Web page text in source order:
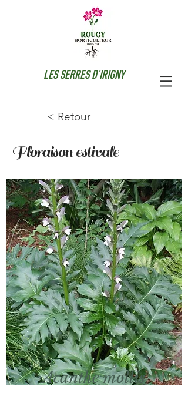
LES SERRES D'IRIGNY
< Retour
Floraison estivale
Acanthe mollis